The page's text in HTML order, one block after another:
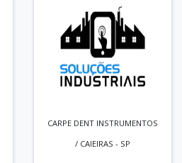
CARPE DENT INSTRUMENTOS
/ CAIEIRAS - SP